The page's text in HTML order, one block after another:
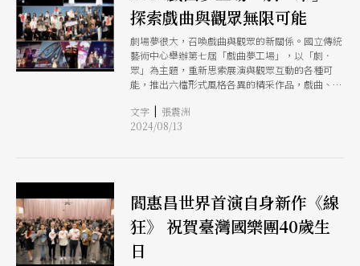
探索戲曲與觀眾無限可能
劇場夢很大，召喚戲曲與觀眾的新關係。國立傳統
藝術中心舉辦第七屆「戲曲夢工場」，以「劇．
眾」為主題，重新思索展演與觀眾互動的各種可
能，推出六檔形式風格各異的精采作品，戲曲、曲
素在此創意交鋒，從9月7日至10月13日，連續六週
於臺灣戲曲中心多功能廳上演，將為觀眾帶來全新
文字 | 張震洲
2024/08/13
閻惠昌世界首演自身新作《線
狂》 祝賀臺灣國樂團40歲生
日